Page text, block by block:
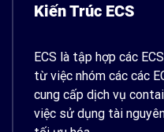
Kiến Trúc ECS
ECS là tập hợp các
từ việc nhóm các các
cung cấp dịch vụ
việc sử dụng tài